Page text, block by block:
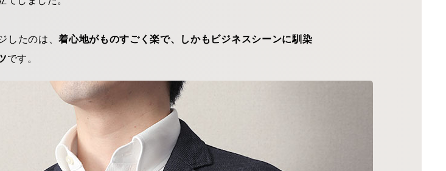
したのは、着心地がものすごく楽で、しかもビジネスシーンに馴染
です。